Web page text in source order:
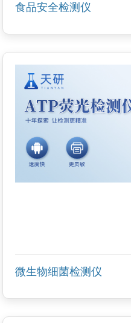
食品安全检测仪
微生物细菌检测仪